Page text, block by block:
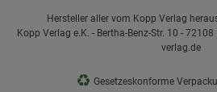
Hersteller aller vom Kopp Verlag
Kopp Verlag e.K. - Bertha-Benz-Str. 10 -
verlag.de
♻ Gesetzeskonforme